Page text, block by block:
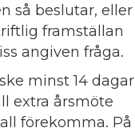
så beslutar, eller
framställan
angiven fråga.
minst 14 dagar
extra årsmöte
förekomma. På